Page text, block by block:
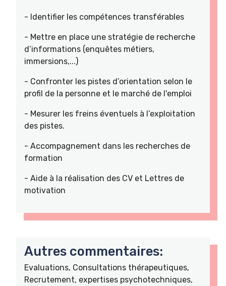
- Identifier les compétences transférables
- Mettre en place une stratégie de recherche
d’informations (enquêtes métiers,
immersions,...)
- Confronter les pistes d’orientation selon le
profil de la personne et le marché de l'emploi
- Mesurer les freins éventuels à l’exploitation
des pistes.
- Accompagnement dans les recherches de
formation
- Aide à la réalisation des CV et Lettres de
motivation
Autres commentaires:
Evaluations, Consultations thérapeutiques,
Recrutement, expertises psychotechniques,